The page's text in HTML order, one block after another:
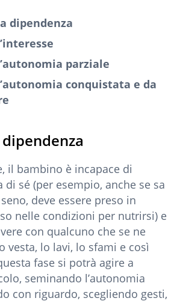
dipendenza
parziale
conquistata e da
il bambino è incapace di
di sé (per esempio, anche se sa
deve essere preso in
nelle condizioni per nutrirsi) e
con qualcuno che se ne
vesta, lo lavi, lo sfami e così
fase si potrà agire a
seminando l’autonomia
con riguardo, scegliendo gesti,